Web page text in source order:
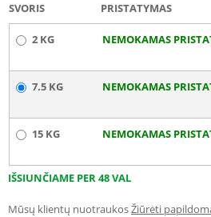
SVORIS PRISTATYMAS
2 KG NEMOKAMAS
7.5 KG NEMOKAMAS
15 KG NEMOKAMAS
IŠSIUNČIAME PER 48 VAL
Mūsų klientų nuotraukosŽiūrėti